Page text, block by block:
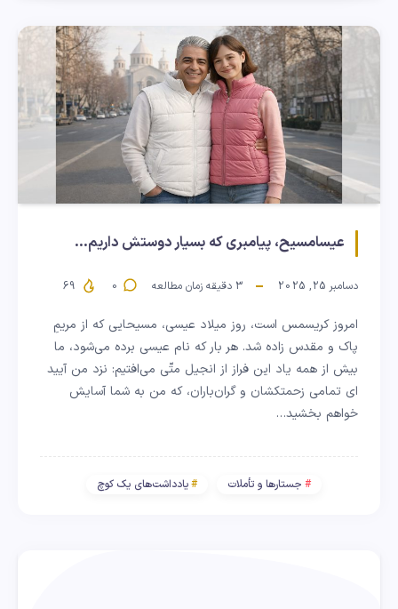
عیسامسیح، پیامبری که بسیار دوستش داریم…
دسامبر 25, 2025 3 دقیقه زمان مطالعه 0
امروز کریسمس است، روز میلاد عیسی، مسیحایی که از مریمِ
پاک و مقدس زاده شد. هر بار که نام عیسی برده می‌شود، ما
بیش از همه یاد این فراز از انجیل متّی می‌افتیم: نزد من آیید
ای تمامی زحمتکشان و گران‌باران، که من به شما آسایش
خواهم بخشید…
جستارها و تأملات یادداشت‌های یک کوچ